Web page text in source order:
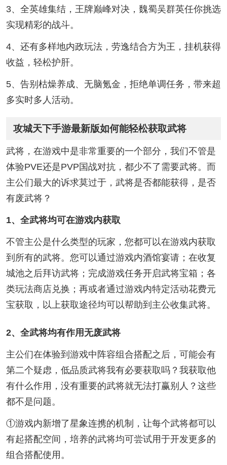
3、全英雄集结，王牌巅峰对决，魏蜀吴群英任你挑选
实现精彩的战斗。
4、还有多样地内政玩法，劳逸结合方为王，挂机获得
收益，轻松护肝。
5、告别枯燥养成、无脑氪金，拒绝单调任务，带来超
多实时多人活动。
攻城天下手游最新版如何能轻松获取武将
武将，在游戏中是非常重要的一个部分，我们不管是
体验PVE还是PVP国战对抗，都少不了需要武将。而
主公们最大的诉求莫过于，武将是否都能获得，是否
有废武将？
1、全武将均可在游戏内获取
不管主公是什么类型的玩家，您都可以在游戏内获取
到所有的武将。您可以通过游戏内酒馆宴请；在收复
城池之后拜访武将；完成游戏任务开启武将宝箱；各
类玩法商店兑换；再或者通过游戏内特定活动花费元
宝获取，以上获取途径均可以帮助到主公收集武将。
2、全武将均有作用无废武将
主公们在体验到游戏中阵容组合搭配之后，可能会有
第二个疑虑，低品质武将我有必要获取吗？我获取他
有什么作用，没有重要的武将就无法打赢别人？这些
都不是问题。
①游戏内新增了星象连携的机制，让每个武将都可以
有起搭配空间，培养的武将均可尝试用于开发更多的
组合搭配使用。